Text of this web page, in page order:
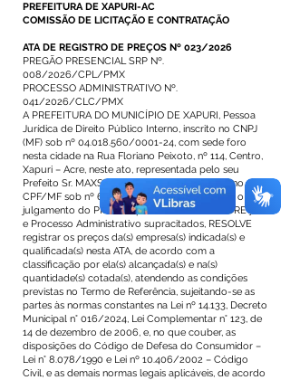
PREFEITURA DE XAPURI-AC
COMISSÃO DE LICITAÇÃO E CONTRATAÇÃO
ATA DE REGISTRO DE PREÇOS Nº 023/2026
PREGÃO PRESENCIAL SRP Nº.
008/2026/CPL/PMX
PROCESSO ADMINISTRATIVO Nº.
041/2026/CLC/PMX
A PREFEITURA DO MUNICÍPIO DE XAPURI, Pessoa
Jurídica de Direito Público Interno, inscrito no CNPJ
(MF) sob nº 04.018.560/0001-24, com sede foro
nesta cidade na Rua Floriano Peixoto, nº 114, Centro,
Xapuri – Acre, neste ato, representada pelo seu
Prefeito Sr. MAXSUEL MAIA PEREIRA, inscrita no
CPF/MF sob nº 698.796.302-97, considerando o
julgamento do PREGÃO para REGISTRO DE PREÇOS
e Processo Administrativo supracitados, RESOLVE
registrar os preços da(s) empresa(s) indicada(s) e
qualificada(s) nesta ATA, de acordo com a
classificação por ela(s) alcançada(s) e na(s)
quantidade(s) cotada(s), atendendo as condições
previstas no Termo de Referência, sujeitando-se as
partes às normas constantes na Lei nº 14.133, Decreto
Municipal n° 016/2024, Lei Complementar n° 123, de
14 de dezembro de 2006, e, no que couber, as
disposições do Código de Defesa do Consumidor –
Lei n° 8.078/1990 e Lei nº 10.406/2002 – Código
Civil, e as demais normas legais aplicáveis, de acordo